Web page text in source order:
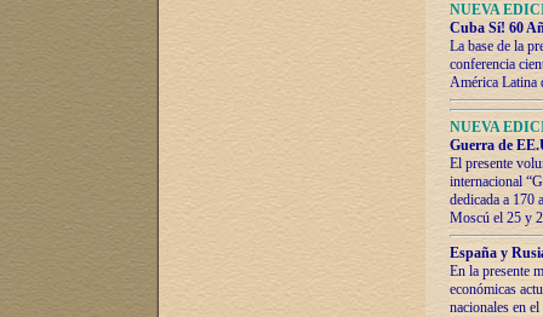
NUEVA
Cuba Sí! 60
La base de la
conferencia
América Latina
NUEVA
Guerra de
El presente
internacional
dedicada a 170
Moscú el 25 y
España y
En la presente
económicas
nacionales en